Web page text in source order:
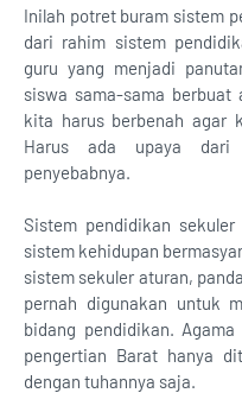
Inilah potret buram sistem
dari rahim sistem
guru yang menjadi
siswa sama-sama berbuat
kita harus berbenah agar
Harus ada upaya dari
penyebabnya.
Sistem pendidikan
sistem kehidupan
sistem sekuler aturan,
pernah digunakan untuk
bidang pendidikan.
pengertian Barat hanya
dengan tuhannya saja.